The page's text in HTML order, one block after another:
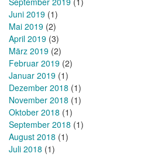
Juni 2019 (1)
Mai 2019 (2)
April 2019 (3)
März 2019 (2)
Februar 2019 (2)
Januar 2019 (1)
Dezember 2018 (1)
November 2018 (1)
Oktober 2018 (1)
September 2018 (1)
August 2018 (1)
Juli 2018 (1)